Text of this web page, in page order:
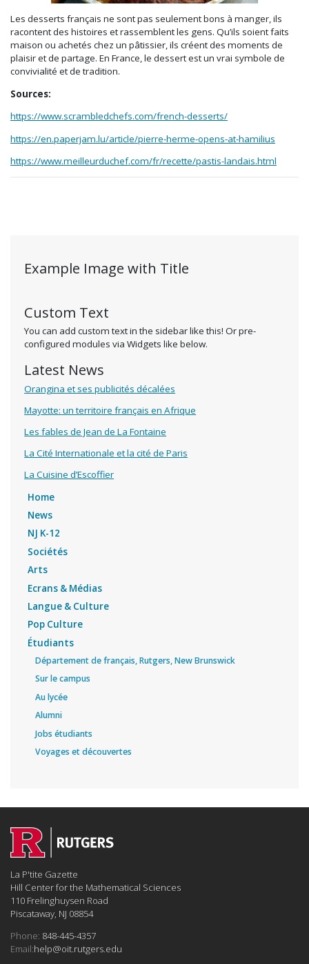
Example Image with Title
Custom Text
You can add custom text in the sidebar like this! Or pre-
configured modules via Widgets like below.
Latest News
Orangina et ses publicités décalées
Mayotte: un territoire français en Afrique
Les fables de Jean de La Fontaine
La Cité Internationale et la cité de Paris
La Cuisine d’Escoffier
Home
News
NJ K-12
Sociétés
Arts
Ecrans & Médias
Langue & Culture
Pop Culture
Étudiants
Département de français, Rutgers, New Brunswick
Sur le campus
Au lycée
Alumni
Jobs étudiants
Voyages et découvertes
Les desserts français ne sont pas seulement bons à manger, ils
racontent des histoires et rassemblent les gens. Qu’ils soient faits
maison ou achetés chez un pâtissier, ils créent des moments de
plaisir et de partage. En France, le dessert est un vrai symbole de
convivialité et de tradition.
Sources:
https://www.scrambledchefs.com/french-desserts/
https://en.paperjam.lu/article/pierre-herme-opens-at-hamilius
https://www.meilleurduchef.com/fr/recette/pastis-landais.html
La P'tite Gazette
Hill Center for the Mathematical Sciences
110 Frelinghuysen Road
Piscataway, NJ 08854
Phone: 848-445-4357
Email:help@oit.rutgers.edu